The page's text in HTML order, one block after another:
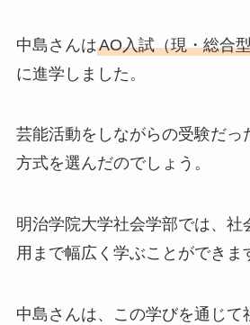
中島さんはAO入試（現・総合
に進学しました。
芸能活動をしながらの受験だっ
方式を選んだのでしょう。
明治学院大学社会学部では、社
用まで幅広く学ぶことができま
中島さんは、この学びを通じて